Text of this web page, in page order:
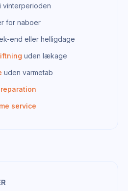
vinterperioden
for naboer
end eller helligdage
uden lækage
uden varmetab
service